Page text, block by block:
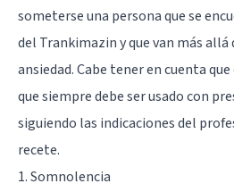
someterse una persona que se
del Trankimazin y que van más
ansiedad. Cabe tener en cuenta
que siempre debe ser usado con
siguiendo las indicaciones del
recete.
1. Somnolencia